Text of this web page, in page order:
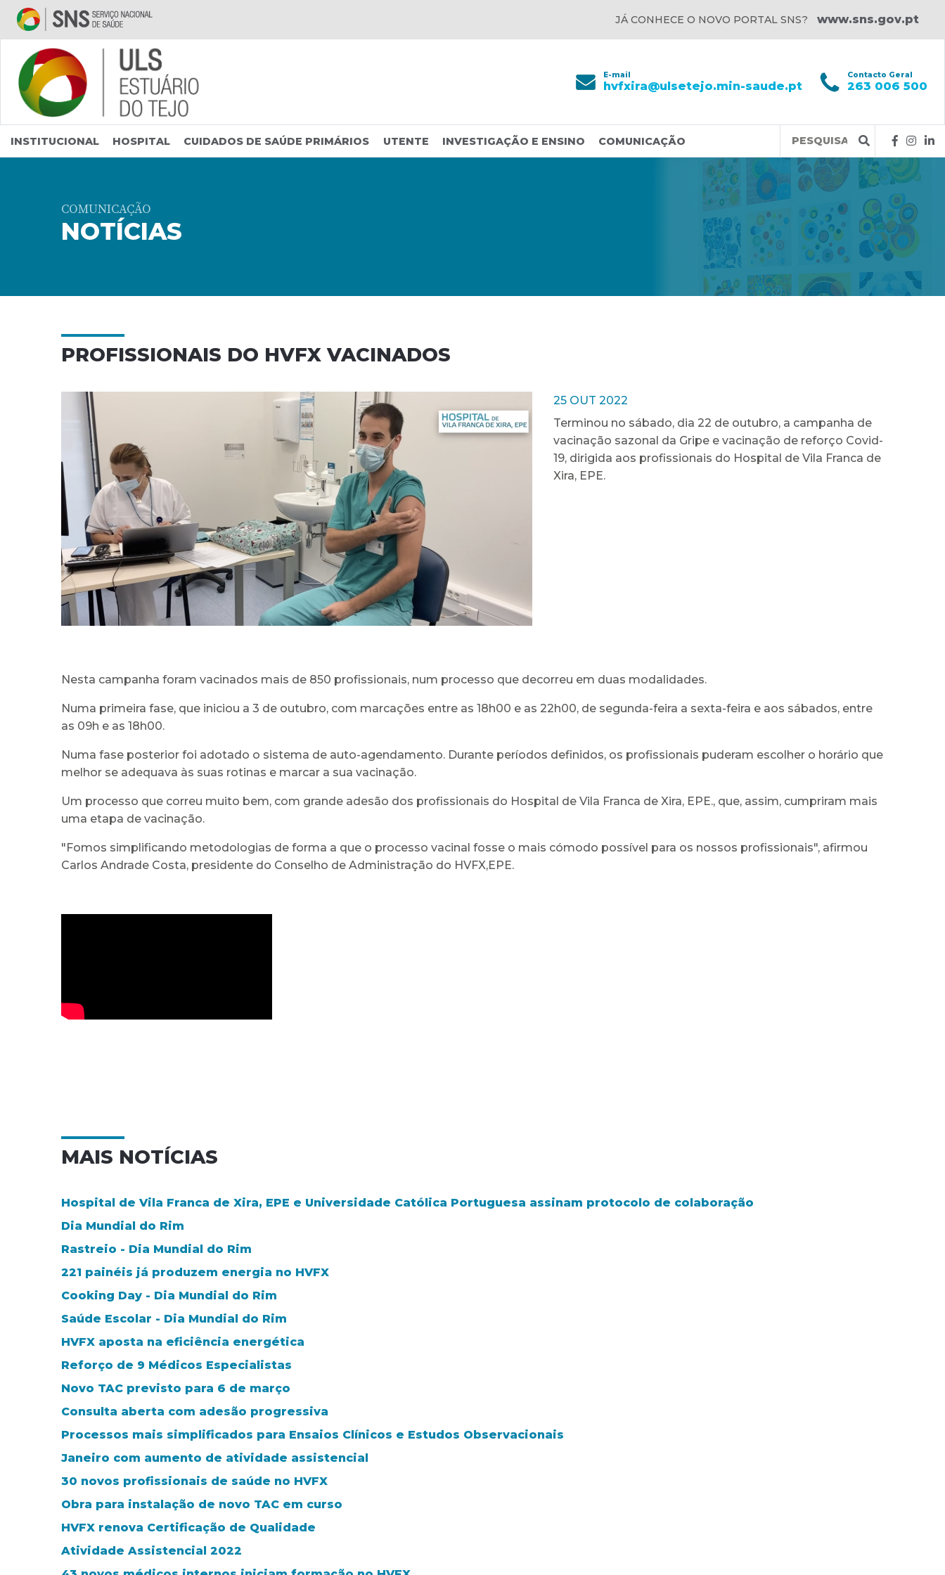
Saltar para conteúdo principal
JÁ CONHECE O NOVO PORTAL SNS? www.sns.gov.pt
E-mail
hvfxira@ulsetejo.min-saude.pt
Contacto Geral
263 006 500
INSTITUCIONAL HOSPITAL CUIDADOS DE SAÚDE PRIMÁRIOS UTENTE INVESTIGAÇÃO E ENSINO COMUNICAÇÃO
Query
COMUNICAÇÃO
NOTÍCIAS
PROFISSIONAIS DO HVFX VACINADOS
25 OUT 2022
Terminou no sábado, dia 22 de outubro, a campanha de
vacinação sazonal da Gripe e vacinação de reforço Covid-
19, dirigida aos profissionais do Hospital de Vila Franca de
Xira, EPE.
Nesta campanha foram vacinados mais de 850 profissionais, num processo que decorreu em duas modalidades.
Numa primeira fase, que iniciou a 3 de outubro, com marcações entre as 18h00 e as 22h00, de segunda-feira a sexta-feira e aos sábados, entre
as 09h e as 18h00.
Numa fase posterior foi adotado o sistema de auto-agendamento. Durante períodos definidos, os profissionais puderam escolher o horário que
melhor se adequava às suas rotinas e marcar a sua vacinação.
Um processo que correu muito bem, com grande adesão dos profissionais do Hospital de Vila Franca de Xira, EPE., que, assim, cumpriram mais
uma etapa de vacinação.
"Fomos simplificando metodologias de forma a que o processo vacinal fosse o mais cómodo possível para os nossos profissionais", afirmou
Carlos Andrade Costa, presidente do Conselho de Administração do HVFX,EPE.
MAIS NOTÍCIAS
Hospital de Vila Franca de Xira, EPE e Universidade Católica Portuguesa assinam protocolo de colaboração
Dia Mundial do Rim
Rastreio - Dia Mundial do Rim
221 painéis já produzem energia no HVFX
Cooking Day - Dia Mundial do Rim
Saúde Escolar - Dia Mundial do Rim
HVFX aposta na eficiência energética
Reforço de 9 Médicos Especialistas
Novo TAC previsto para 6 de março
Consulta aberta com adesão progressiva
Processos mais simplificados para Ensaios Clínicos e Estudos Observacionais
Janeiro com aumento de atividade assistencial
30 novos profissionais de saúde no HVFX
Obra para instalação de novo TAC em curso
HVFX renova Certificação de Qualidade
Atividade Assistencial 2022